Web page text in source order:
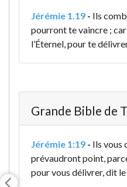
Jérémie 1.19 - Ils
pourront te vaincre ;
l’Éternel, pour te
Grande Bible de
Jérémie 1:19 - Ils vous
prévaudront point,
pour vous délivrer, dit le